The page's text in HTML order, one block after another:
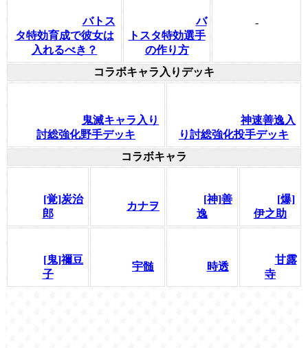
バトス
タ特効育成で彼女は
入れるべき？
バ
トスタ特効選手
の作り方
-
コラボキャラ入りデッキ
鬼滅キャラ入り
討総強化野手デッキ
神速善逸入
り討総強化投手デッキ
コラボキャラ
[覚]炭治
郎
カナヲ
[神]善
逸
[爆]
伊之助
[鬼]禰豆
子
宇髄 時透
甘露
寺